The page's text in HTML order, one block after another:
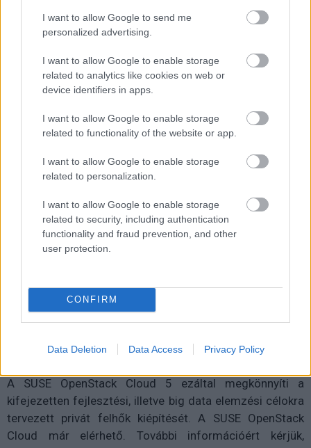
I want to allow Google to send me
personalized advertising.
I want to allow Google to enable storage
related to analytics like cookies on web or
device identifiers in apps.
I want to allow Google to enable storage
related to functionality of the website or app.
I want to allow Google to enable storage
related to personalization.
I want to allow Google to enable storage
related to security, including authentication
functionality and fraud prevention, and other
user protection.
CONFIRM
Data Deletion Data Access Privacy Policy
hogy a privát felhőn kívül futó szervereket
zökkenőmentesen áthelyezzék a felhőkörnyezetbe. A
megoldás emellett a naplógyűjtést és -keresést is
központosítja, így egyszerűen áttekinthető képet nyújt a
felhő működéséről, valamint az esetleges problémák
termékekkel:[/b] A SUSE OpenStack Cloud 5 lehetővé
teszi, hogy a felhőkörnyezeten belül virtualizációs
hosztként használják a SUSE Linux Server 11 SP3 és 12
kiadását. A termék ezenkívül a nemrégiben bemutatott
hu/promo/ceph-enterprise-storage/) szoftveralapú
tárolási megoldást is támogatja, továbbfejlesztett
platformot kínálva az objektum-, blokk- és lemezkép-
munkafolyamathoz van szükség további szolgáltatások
futtatására, ezért az "as-a-service" modellben elérhető
folyamatokat, hiszen az ügyfeleknek nem kell külön
A SUSE OpenStack Cloud 5 ezáltal megkönnyíti a
kifejezetten fejlesztési, illetve big data elemzési célokra
tervezett privát felhők kiépítését. A SUSE OpenStack
Cloud már elérhető. További információért kérjük,